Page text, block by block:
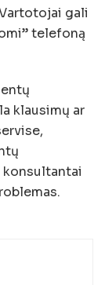
gali
telefoną
klausimų ar
konsultantai